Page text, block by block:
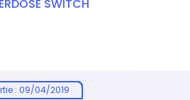
SWITCH
:09/04/2019